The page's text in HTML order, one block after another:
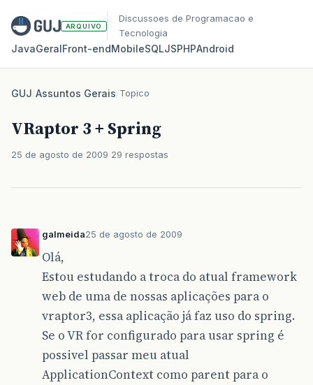
ARQUIVO
Discussoes de Programacao e
Tecnologia
JavaGeralFront‑endMobileSQLJSPHPAndroid
GUJ/Assuntos Gerais/Topico
VRaptor 3 + Spring
25 de agosto de 2009 29 respostas
galmeida25 de agosto de 2009
Olá,
Estou estudando a troca do atual framework
web de uma de nossas aplicações para o
vraptor3, essa aplicação já faz uso do spring.
Se o VR for configurado para usar spring é
possivel passar meu atual
ApplicationContext como parent para o